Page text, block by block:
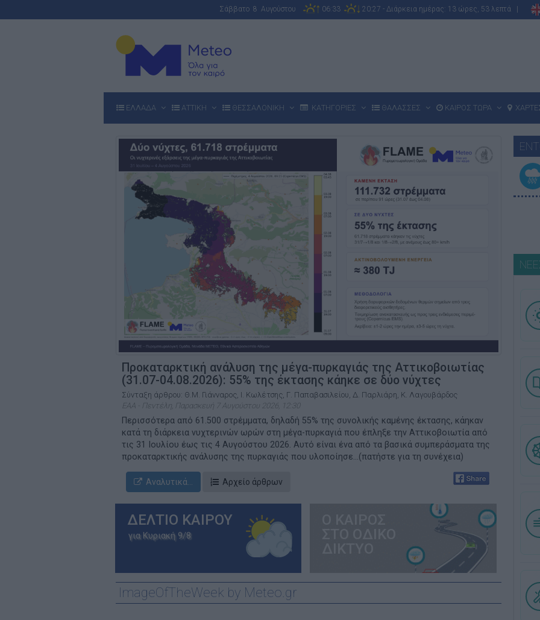
Σάββατο 8 Αυγούστου 06:33 20:27 - Διάρκεια ημέρας: 13 ώρες, 53 λεπτά |
ΕΛΛΑΔΑ ΑΤΤΙΚΗ ΘΕΣΣΑΛΟΝΙΚΗ ΚΑΤΗΓΟΡΙΕΣ ΘΑΛΑΣΣΕΣ ΚΑΙΡΟΣ ΤΩΡΑ
Προκαταρκτική ανάλυση της μέγα-πυρκαγιάς της Αττικοβοιωτίας
(31.07-04.08.2026): 55% της έκτασης κάηκε σε δύο νύχτες
Σύνταξη άρθρου: Θ.Μ. Γιάνναρος, Ι. Κωλέτσης, Γ. Παπαβασιλείου, Δ. Παρλιάρη, Κ. Λαγουβάρδος
ΕΑΑ - Πεντέλη, Παρασκευή 7 Αυγούστου 2026, 12:30
Περισσότερα από 61.500 στρέμματα, δηλαδή 55% της συνολικής καμένης έκτασης, κάηκαν
κατά τη διάρκεια νυχτερινών ωρών στη μέγα-πυρκαγιά που έπληξε την Αττικοβοιωτία από
τις 31 Ιουλίου έως τις 4 Αυγούστου 2026. Αυτό είναι ένα από τα βασικά συμπεράσματα της
προκαταρκτικής ανάλυσης της πυρκαγιάς που υλοποίησε...(πατήστε για τη συνέχεια)
Αναλυτικά... Αρχείο άρθρων
ΔΕΛΤΙΟ ΚΑΙΡΟΥ
για Κυριακή 9/8
Ο ΚΑΙΡΟΣ
ΔΙΚΤΥΟ
ImageOfTheWeek by Meteo.gr